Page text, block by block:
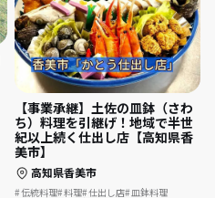
【事業承継】土佐の皿鉢（さわ
ち）料理を引継げ！地域で半世
紀以上続く仕出し店【高知県香
美市】
高知県香美市
伝統料理 料理 仕出し店 皿鉢料理